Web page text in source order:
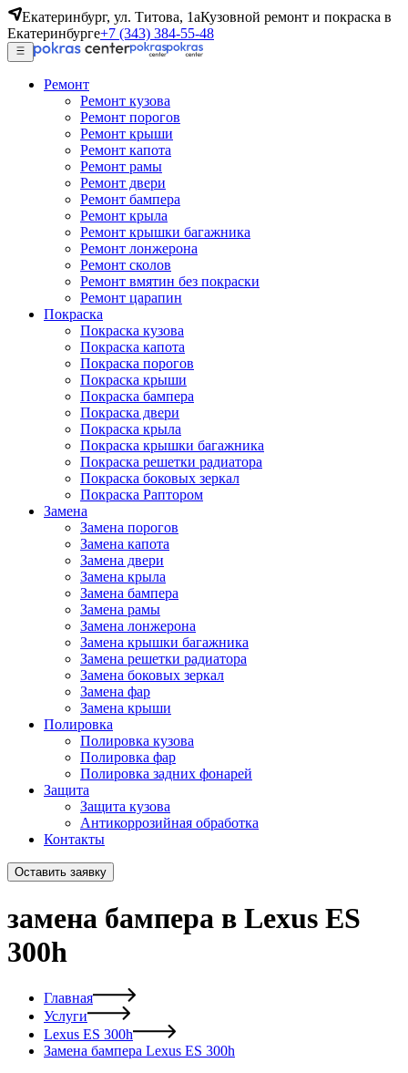
Екатеринбург, ул. Титова, 1аКузовной ремонт и покраска в
Екатеринбурге+7 (343) 384-55-48
Ремонт
Ремонт кузова
Ремонт порогов
Ремонт крыши
Ремонт капота
Ремонт рамы
Ремонт двери
Ремонт бампера
Ремонт крыла
Ремонт крышки багажника
Ремонт лонжерона
Ремонт сколов
Ремонт вмятин без покраски
Ремонт царапин
Покраска
Покраска кузова
Покраска капота
Покраска порогов
Покраска крыши
Покраска бампера
Покраска двери
Покраска крыла
Покраска крышки багажника
Покраска решетки радиатора
Покраска боковых зеркал
Покраска Раптором
Замена
Замена порогов
Замена капота
Замена двери
Замена крыла
Замена бампера
Замена рамы
Замена лонжерона
Замена крышки багажника
Замена решетки радиатора
Замена боковых зеркал
Замена фар
Замена крыши
Полировка
Полировка кузова
Полировка фар
Полировка задних фонарей
Защита
Защита кузова
Антикоррозийная обработка
Контакты
Оставить заявку
замена бампера в Lexus ES
300h
Главная
Услуги
Lexus ES 300h
Замена бампера Lexus ES 300h